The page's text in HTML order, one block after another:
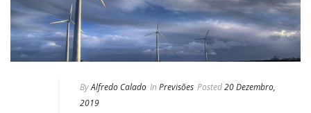
ByAlfredo Calado In Previsões Posted20 Dezembro,
2019